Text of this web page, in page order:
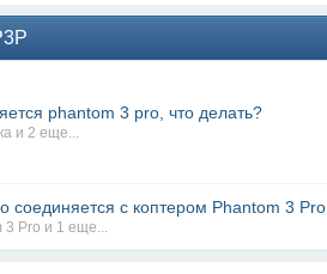
phantom 3 pro, что делать?
и 2 еще...
соединяется с коптером Phantom 3 Pro
3 Pro и 1 еще...